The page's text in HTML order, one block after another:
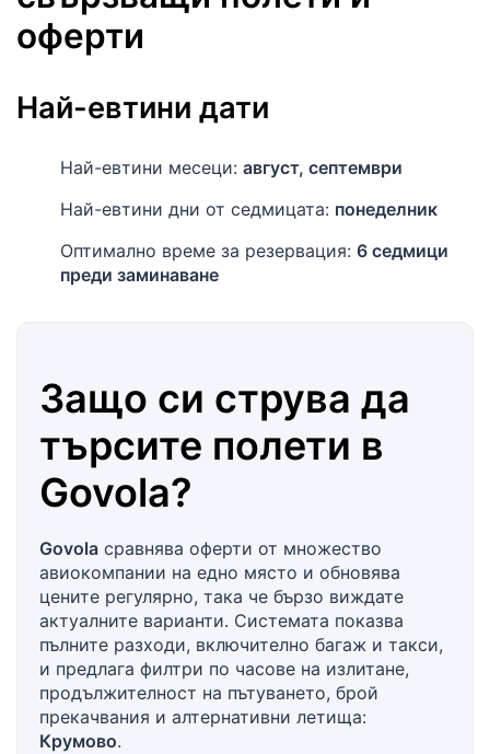
оферти
Най-евтини дати
Най-евтини месеци: август, септември
Най-евтини дни от седмицата: понеделник
Оптимално време за резервация: 6 седмици
преди заминаване
Защо си струва да
търсите полети в
Govola?
Govola сравнява оферти от множество
авиокомпании на едно място и обновява
цените регулярно, така че бързо виждате
актуалните варианти. Системата показва
пълните разходи, включително багаж и такси,
и предлага филтри по часове на излитане,
продължителност на пътуването, брой
прекачвания и алтернативни летища:
Крумово.